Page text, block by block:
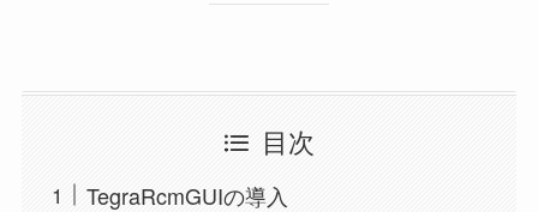
目次
TegraRcmGUIの導入